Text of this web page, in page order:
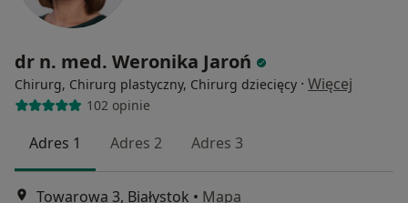
dr n. med. Weronika Jaroń
Chirurg, Chirurg plastyczny, Chirurg dziecięcy · Więcej
102 opinie
Adres 1 Adres 2 Adres 3
Towarowa 3, Białystok • Mapa